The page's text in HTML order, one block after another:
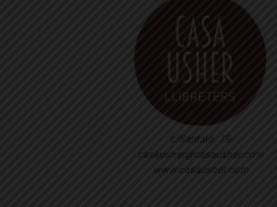
c/Santaló, 79
casausher@casausher.com
www.casausher.com